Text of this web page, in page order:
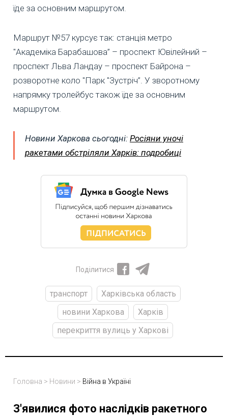
їде за основним маршрутом.
Маршрут №57 курсує так: станція метро
"Академіка Барабашова” – проспект Ювілейний –
проспект Льва Ландау – проспект Байрона –
розворотне коло "Парк "Зустріч”. У зворотному
напрямку тролейбус також їде за основним
маршрутом.
Новини Харкова сьогодні: Росіяни уночі
ракетами обстріляли Харків: подробиці
Поділитися
транспорт
Харківська область
новини Харкова
Харків
перекриття вулиць у Харкові
Головна > Новини > Війна в Україні
З'явилися фото наслідків ракетного